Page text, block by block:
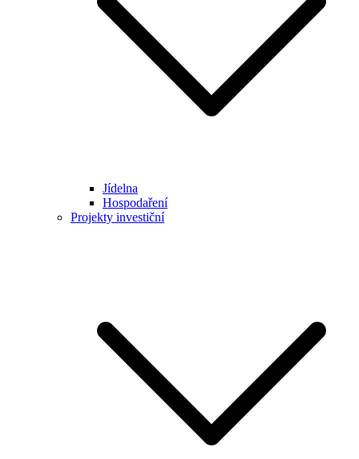
Jídelna
Hospodaření
Projekty investiční